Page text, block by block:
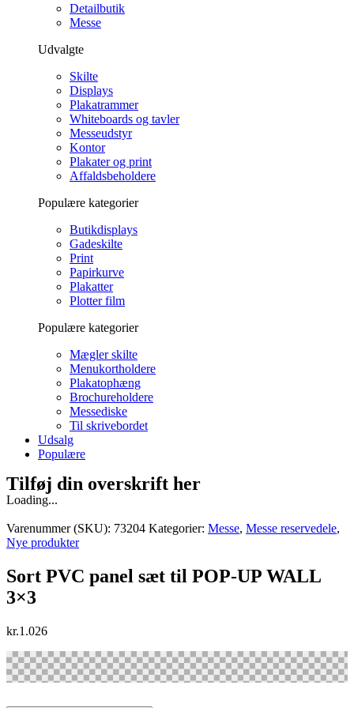
Detailbutik
Messe
Udvalgte
Skilte
Displays
Plakatrammer
Whiteboards og tavler
Messeudstyr
Kontor
Plakater og print
Affaldsbeholdere
Populære kategorier
Butikdisplays
Gadeskilte
Print
Papirkurve
Plakatter
Plotter film
Populære kategorier
Mægler skilte
Menukortholdere
Plakatophæng
Brochureholdere
Messediske
Til skrivebordet
Udsalg
Populære
Tilføj din overskrift her
Loading...
Varenummer (SKU): 73204 Kategorier: Messe, Messe reservedele,
Nye produkter
Sort PVC panel sæt til POP-UP WALL
3×3
kr.1.026